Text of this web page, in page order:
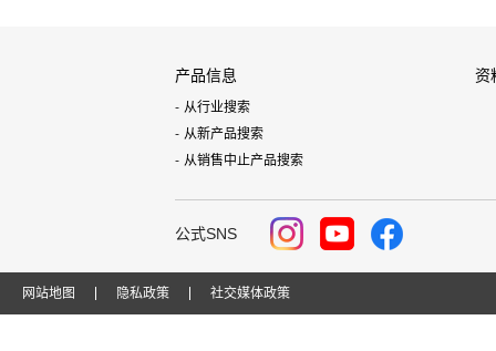
产品信息
从行业搜索
从新产品搜索
从销售中止产品搜索
资
公式SNS
网站地图 隐私政策 社交媒体政策